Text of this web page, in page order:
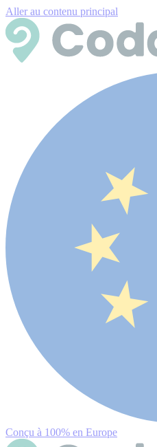
Aller au contenu principal
Conçu à 100% en Europe